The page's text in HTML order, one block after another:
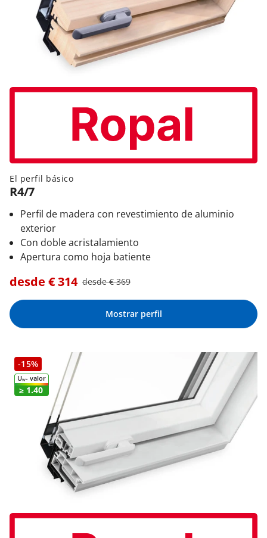
El perfil básico
R4/7
Perfil de madera con revestimiento de aluminio
exterior
Con doble acristalamiento
Apertura como hoja batiente
desde €314 desde €369
Mostrar perfil
-15%
UW- valor
≥ 1.40